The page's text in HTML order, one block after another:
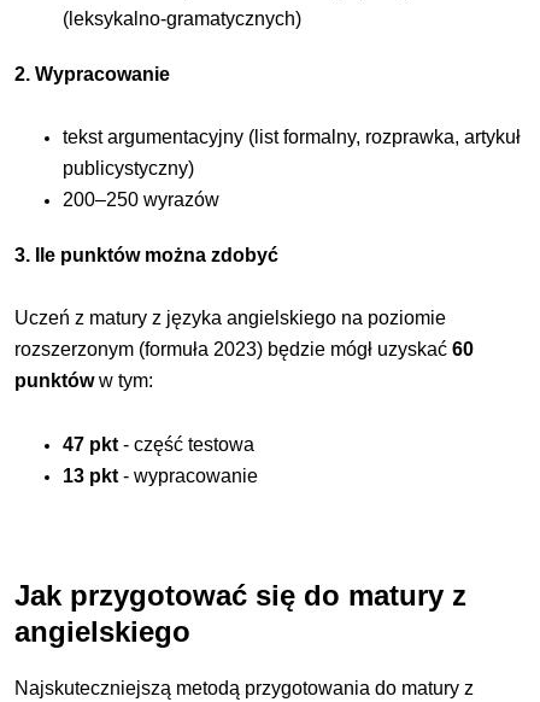
(leksykalno-gramatycznych)
2. Wypracowanie
tekst argumentacyjny (list formalny, rozprawka, artykuł
publicystyczny)
200–250 wyrazów
3. Ile punktów można zdobyć
Uczeń z matury z języka angielskiego na poziomie
rozszerzonym (formuła 2023) będzie mógł uzyskać60
punktóww tym:
47 pkt - część testowa
13 pkt -wypracowanie
Jak przygotować się do matury z
angielskiego
Najskuteczniejszą metodą przygotowania do matury z